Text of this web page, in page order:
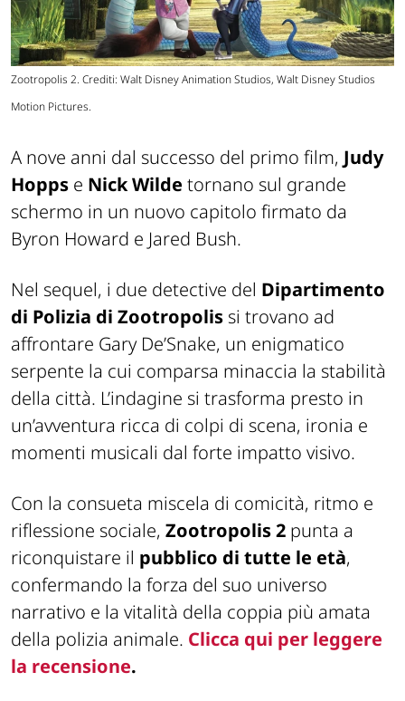
Zootropolis 2. Crediti: Walt Disney Animation Studios, Walt Disney Studios
Motion Pictures.
A nove anni dal successo del primo film, Judy
Hopps e Nick Wilde tornano sul grande
schermo in un nuovo capitolo firmato da
Byron Howard e Jared Bush.
Nel sequel, i due detective del Dipartimento
di Polizia di Zootropolis si trovano ad
affrontare Gary De’Snake, un enigmatico
serpente la cui comparsa minaccia la stabilità
della città. L’indagine si trasforma presto in
un’avventura ricca di colpi di scena, ironia e
momenti musicali dal forte impatto visivo.
Con la consueta miscela di comicità, ritmo e
riflessione sociale, Zootropolis 2 punta a
riconquistare il pubblico di tutte le età,
confermando la forza del suo universo
narrativo e la vitalità della coppia più amata
della polizia animale. Clicca qui per leggere
la recensione.